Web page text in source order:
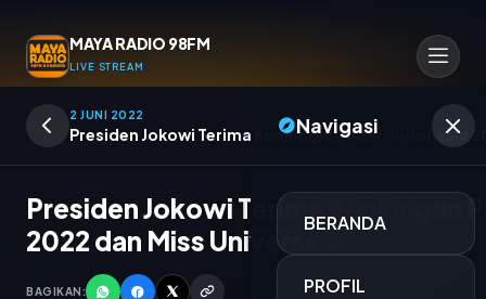
MAYA RADIO 98FM
LIVE STREAM
Navigasi
BERANDA
PROFIL
2 JUNI 2022
Presiden Jokowi Terima Kunjungan Puteri Indonesia
Presiden Jokowi Terima Kunjungan
2022 dan Miss Universe 2021
BAGIKAN: